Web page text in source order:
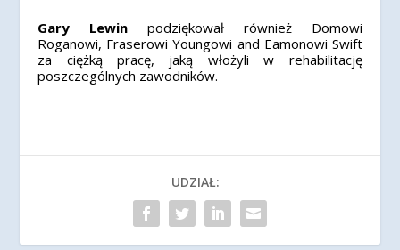
Gary Lewin podziękował również Domowi
Roganowi, Fraserowi Youngowi and Eamonowi Swift
za ciężką pracę, jaką włożyli w rehabilitację
poszczególnych zawodników.
UDZIAŁ: